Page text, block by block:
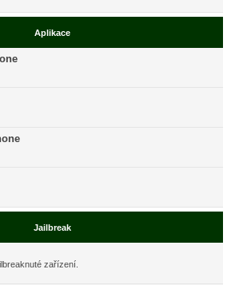
Aplikace
Jailbreak
zařízení.